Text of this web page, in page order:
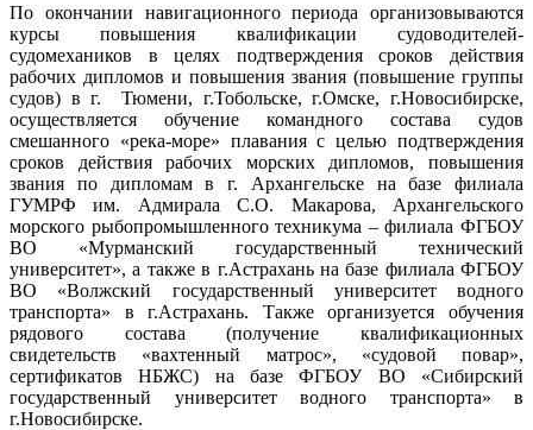
По окончании навигационного периода организовываются
курсы повышения квалификации судоводителей-
судомехаников в целях подтверждения сроков действия
рабочих дипломов и повышения звания (повышение группы
судов) в г. Тюмени, г.Тобольске, г.Омске, г.Новосибирске,
осуществляется обучение командного состава судов
смешанного «река-море» плавания с целью подтверждения
сроков действия рабочих морских дипломов, повышения
звания по дипломам в г. Архангельске на базе филиала
ГУМРФ им. Адмирала С.О. Макарова, Архангельского
морского рыбопромышленного техникума – филиала ФГБОУ
ВО «Мурманский государственный технический
университет», а также в г.Астрахань на базе филиала ФГБОУ
ВО «Волжский государственный университет водного
транспорта» в г.Астрахань. Также организуется обучения
рядового состава (получение квалификационных
свидетельств «вахтенный матрос», «судовой повар»,
сертификатов НБЖС) на базе ФГБОУ ВО «Сибирский
государственный университет водного транспорта» в
г.Новосибирске.